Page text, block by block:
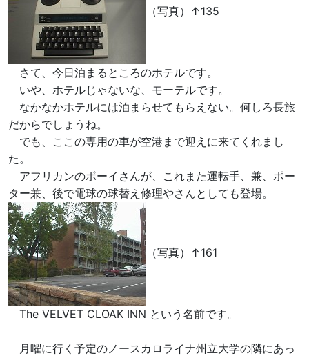
（写真）↑135
さて、今日泊まるところのホテルです。
いや、ホテルじゃないな、モーテルです。
なかなかホテルには泊まらせてもらえない。何しろ長旅
だからでしょうね。
でも、ここの専用の車が空港まで迎えに来てくれまし
た。
アフリカンのボーイさんが、これまた運転手、兼、ポー
ター兼、後で電球の球替え修理やさんとしても登場。
（写真）↑161
The VELVET CLOAK INN という名前です。
月曜に行く予定のノースカロライナ州立大学の隣にあっ